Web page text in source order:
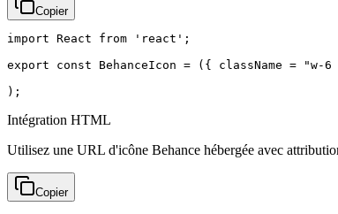
Copier
import React from 'react';
export const BehanceIcon = ({ className =
);
Intégration HTML
Utilisez une URL d'icône Behance hébergée avec
Copier